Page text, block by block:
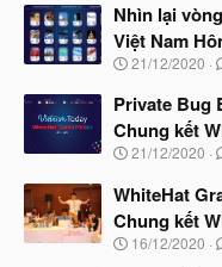
đ
ầ
u
y
b
ắ
t
ầ
u
Nhìn lại
Việt Nam
N
à
b
ắ
đ
ầ
u
21/12/2020
Private Bug
Chung kết
N
à
b
ắ
21/12/2020
WhiteHat
Chung kết
N
16/12/2020